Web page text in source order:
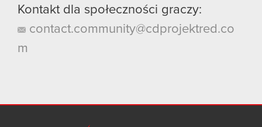
Kontakt dla społeczności graczy:
contact.community@cdprojektred.co
m